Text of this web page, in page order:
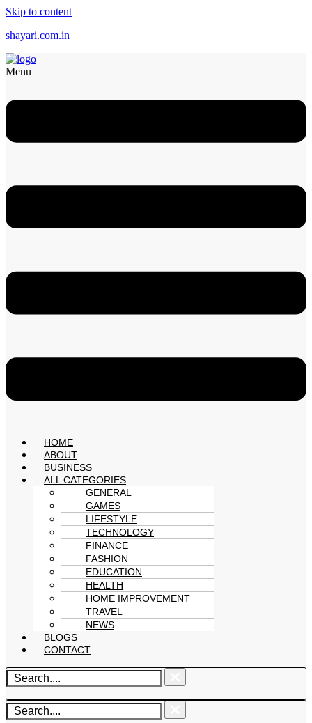
Skip to content
shayari.com.in
Menu
HOME
ABOUT
BUSINESS
ALL CATEGORIES
GENERAL
GAMES
LIFESTYLE
TECHNOLOGY
FINANCE
FASHION
EDUCATION
HEALTH
HOME IMPROVEMENT
TRAVEL
NEWS
BLOGS
CONTACT